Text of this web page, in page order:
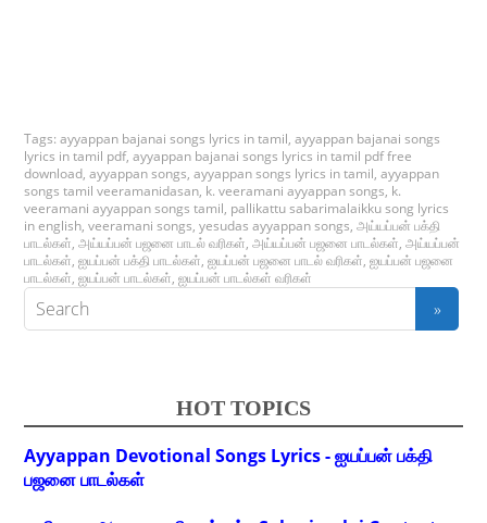
Tags:ayyappan bajanai songs lyrics in tamil,ayyappan bajanai songs
lyrics in tamil pdf,ayyappan bajanai songs lyrics in tamil pdf free
download,ayyappan songs,ayyappan songs lyrics in tamil,ayyappan
songs tamil veeramanidasan, k. veeramani ayyappan songs, k.
veeramani ayyappan songs tamil, pallikattu sabarimalaikku song lyrics
in english,veeramani songs,yesudas ayyappan songs,அய்யப்பன் பக்தி
பாடல்கள்,அய்யப்பன் பஜனை பாடல் வரிகள்,அய்யப்பன் பஜனை பாடல்கள்,அய்யப்பன்
பாடல்கள்,ஐயப்பன் பக்தி பாடல்கள்,ஐயப்பன் பஜனை பாடல் வரிகள்,ஐயப்பன் பஜனை
பாடல்கள்,ஐயப்பன் பாடல்கள்,ஐயப்பன் பாடல்கள் வரிகள்
HOT TOPICS
Ayyappan Devotional Songs Lyrics - ஐயப்பன் பக்தி
பஜனை பாடல்கள்